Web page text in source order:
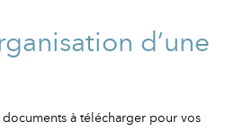
d’une
à télécharger pour vos